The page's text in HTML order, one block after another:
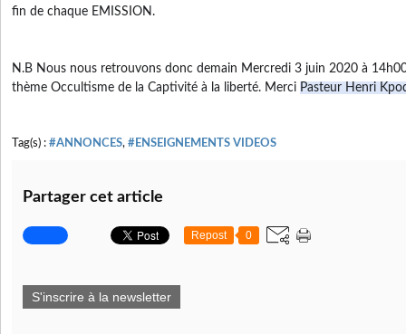
fin de chaque EMISSION.
N.B Nous nous retrouvons donc demain Mercredi 3 juin 2020 à
thème Occultisme de la Captivité à la liberté. Merci Pasteur Henri
Tag(s) : #ANNONCES, #ENSEIGNEMENTS VIDEOS
Partager cet article
Repost 0
S'inscrire à la newsletter